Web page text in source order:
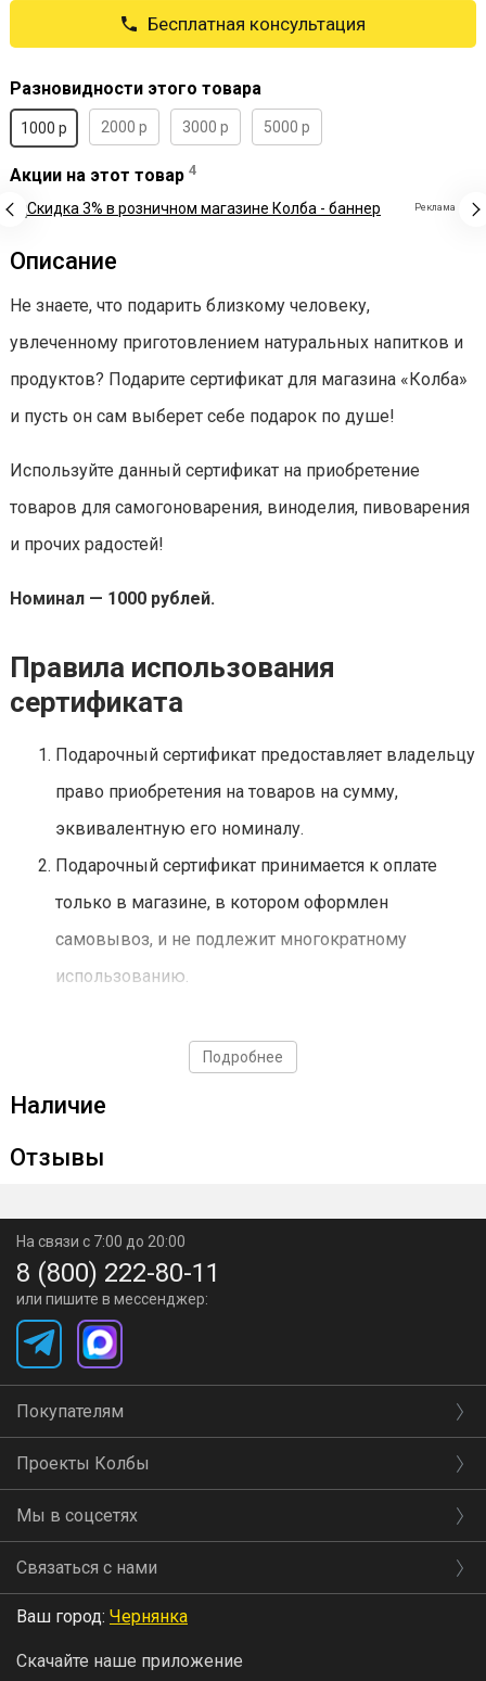
Бесплатная консультация
Разновидности этого товара
1000 р 2000 р 3000 р 5000 р
Акции на этот товар 4
Реклама
Описание
Не знаете, что подарить близкому человеку,
увлеченному приготовлением натуральных напитков и
продуктов? Подарите сертификат для магазина «Колба»
и пусть он сам выберет себе подарок по душе!
Используйте данный сертификат на приобретение
товаров для самогоноварения, виноделия, пивоварения
и прочих радостей!
Номинал — 1000 рублей.
Правила использования
сертификата
Подарочный сертификат предоставляет владельцу
право приобретения на товаров на сумму,
эквивалентную его номиналу.
Подарочный сертификат принимается к оплате
только в магазине, в котором оформлен
самовывоз, и не подлежит многократному
использованию.
общей стоимостью ниже его номинала разница в
общая стоимость которых превышает его
сумму.
Подарочный сертификат не подлежит
перепродаже, возврату или обмену на денежные
средства, а в случае потери не восстанавливается.
Полная информация о правилах продажи товаров
с использованием подарочных сертификатов в
наших магазинах и по телефону 8-800-222-80-11.
Покупка подарочного сертификата возможна
только за его номинал в рублях, скидки по
текущим акциям — не учитываются.
Подробнее
Наличие
Отзывы
На связи с 7:00 до 20:00
8 (800) 222-80-11
или пишите в мессенджер:
Покупателям
Проекты Колбы
Мы в соцсетях
Связаться с нами
Ваш город: Чернянка
Скачайте наше приложение